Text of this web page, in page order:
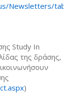
Newsletters/
Study In
της δράσης,
)